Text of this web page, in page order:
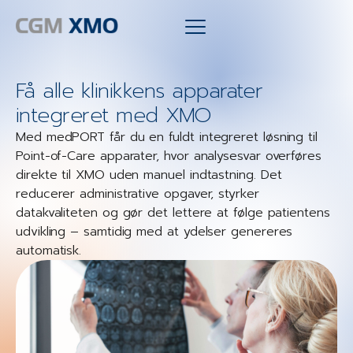
Få alle klinikkens apparater
integreret med XMO
Med medPORT får du en fuldt integreret løsning til
Point-of-Care apparater, hvor analysesvar overføres
direkte til XMO uden manuel indtastning. Det
reducerer administrative opgaver, styrker
datakvaliteten og gør det lettere at følge patientens
udvikling – samtidig med at ydelser genereres
automatisk.